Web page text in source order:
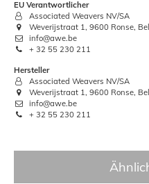
EU Verantwortlicher
Associated Weavers NV/SA
Weverijstraat 1, 9600 Ronse,
info@awe.be
+ 32 55 230 211
Hersteller
Associated Weavers NV/SA
Weverijstraat 1, 9600 Ronse,
info@awe.be
+ 32 55 230 211